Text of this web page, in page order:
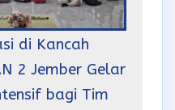
di Kancah
2 Jember Gelar
bagi Tim